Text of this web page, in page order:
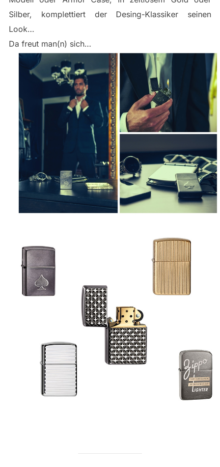
Silber, komplettiert der Desing-Klassiker seinen
Look…
Da freut man(n) sich…